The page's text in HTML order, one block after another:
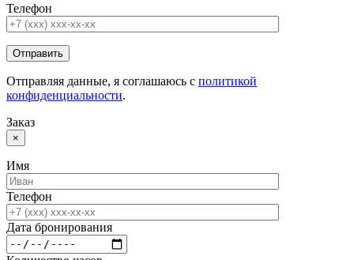
Телефон
Отправляя данные, я соглашаюсь с политикой
конфиденциальности.
Заказ
×
Имя
Телефон
Дата бронирования